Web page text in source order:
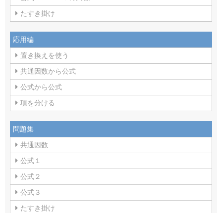
たすき掛け
応用編
置き換えを使う
共通因数から公式
公式から公式
項を分ける
問題集
共通因数
公式１
公式２
公式３
たすき掛け